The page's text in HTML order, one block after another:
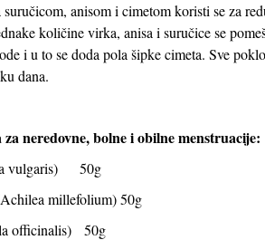
anisom i cimetom koristi se za
količine virka, anisa i suručice se
i u to se doda pola šipke cimeta. Sve
dana.
za neredovne, bolne i obilne menstruacije:
vulgaris) 50g
Achilea millefolium) 50g
officinalis) 50g